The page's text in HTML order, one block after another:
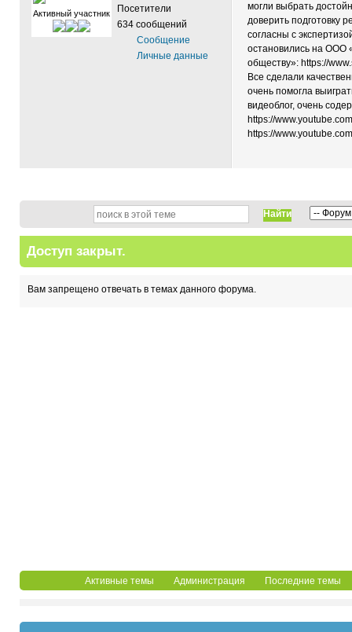
Активный участник
Посетители
634 сообщений
Сообщение
Личные данные
могли выбрать
доверить подготовку
согласны с
остановились на ООО
обществу»: https://
Все сделали
очень помогла
видеоблог, очень
https://
https://
Найти
Доступ закрыт.
Вам запрещено отвечать в темах данного форума.
Активные темы Администрация Последние темы